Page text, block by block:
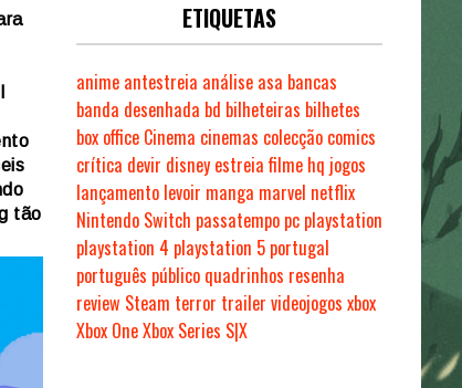
tão
ETIQUETAS
anime antestreia análise asa bancas
banda desenhada bd bilheteiras bilhetes
box office Cinema cinemas colecção comics
crítica devir disney estreiafilme hq jogos
lançamento levoir manga marvel netflix
Nintendo Switch passatempo pc playstation
playstation 4 playstation 5 portugal
português público quadrinhos resenha
review Steam terror trailer videojogos xbox
Xbox OneXbox Series S|X